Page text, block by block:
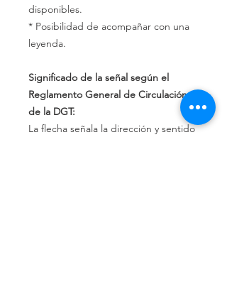
disponibles.
* Posibilidad de acompañar con una
leyenda.
Significado de la señal según el
Reglamento General de Circulación
de la DGT:
La flecha señala la dirección y sentido